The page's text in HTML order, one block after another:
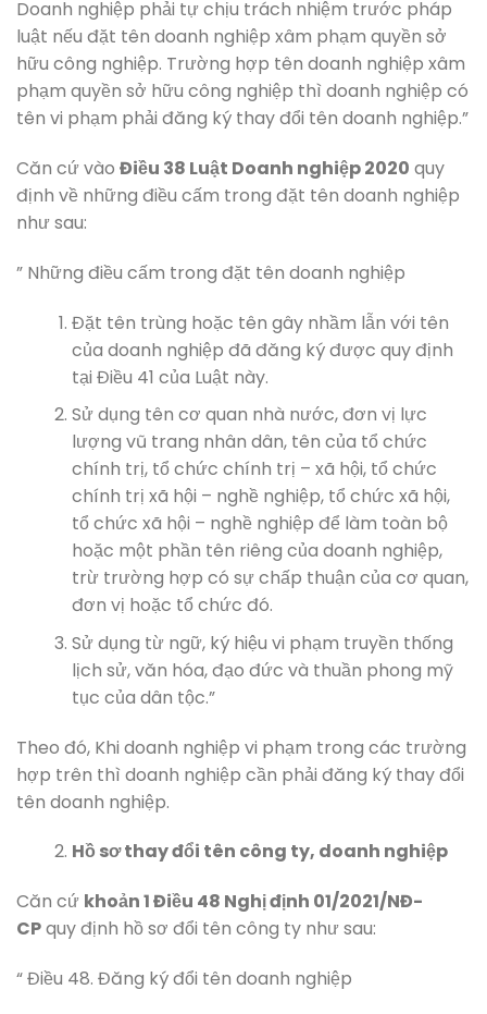
Doanh nghiệp phải tự chịu trách nhiệm trước pháp
luật nếu đặt tên doanh nghiệp xâm phạm quyền sở
hữu công nghiệp. Trường hợp tên doanh nghiệp xâm
phạm quyền sở hữu công nghiệp thì doanh nghiệp có
tên vi phạm phải đăng ký thay đổi tên doanh nghiệp.”
Căn cứ vào Điều 38 Luật Doanh nghiệp 2020 quy
định về những điều cấm trong đặt tên doanh nghiệp
như sau:
” Những điều cấm trong đặt tên doanh nghiệp
Đặt tên trùng hoặc tên gây nhầm lẫn với tên
của doanh nghiệp đã đăng ký được quy định
tại Điều 41 của Luật này.
Sử dụng tên cơ quan nhà nước, đơn vị lực
lượng vũ trang nhân dân, tên của tổ chức
chính trị, tổ chức chính trị – xã hội, tổ chức
chính trị xã hội – nghề nghiệp, tổ chức xã hội,
tổ chức xã hội – nghề nghiệp để làm toàn bộ
hoặc một phần tên riêng của doanh nghiệp,
trừ trường hợp có sự chấp thuận của cơ quan,
đơn vị hoặc tổ chức đó.
Sử dụng từ ngữ, ký hiệu vi phạm truyền thống
lịch sử, văn hóa, đạo đức và thuần phong mỹ
tục của dân tộc.”
Theo đó, Khi doanh nghiệp vi phạm trong các trường
hợp trên thì doanh nghiệp cần phải đăng ký thay đổi
tên doanh nghiệp.
Hồ sơ thay đổi tên công ty, doanh nghiệp
Căn cứ khoản 1 Điều 48 Nghị định 01/2021/NĐ-
CPquy định hồ sơ đổi tên công ty như sau:
“ Điều 48. Đăng ký đổi tên doanh nghiệp